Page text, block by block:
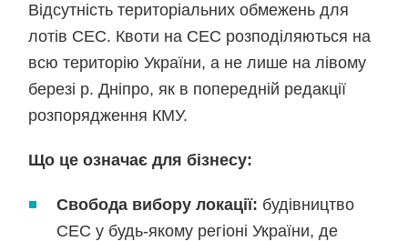
Відсутність територіальних обмежень для
лотів СЕС. Квоти на СЕС розподіляються на
всю територію України, а не лише на лівому
березі р. Дніпро, як в попередній редакції
розпорядження КМУ.
Що це означає для бізнесу:
Свобода вибору локації: будівництво
СЕС у будь-якому регіоні України, де